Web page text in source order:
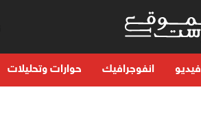
فيديو انفوجرافيك حوارات وتحليلات